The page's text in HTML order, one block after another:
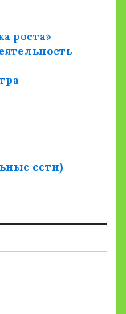
роста»
сети)